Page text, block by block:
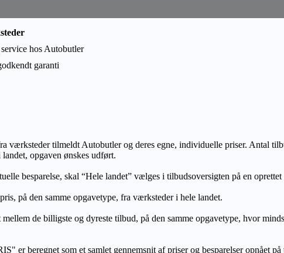
hos Autobutler
garanti
værksteder tilmeldt Autobutler og deres egne, individuelle priser. Antal
opgaven ønskes udført.
besparelse, skal “Hele landet” vælges i tilbudsoversigten på en oprettet
på den samme opgavetype, fra værksteder i hele landet.
de billigste og dyreste tilbud, på den samme opgavetype, hvor
beregnet som et samlet gennemsnit af priser og besparelser opnået